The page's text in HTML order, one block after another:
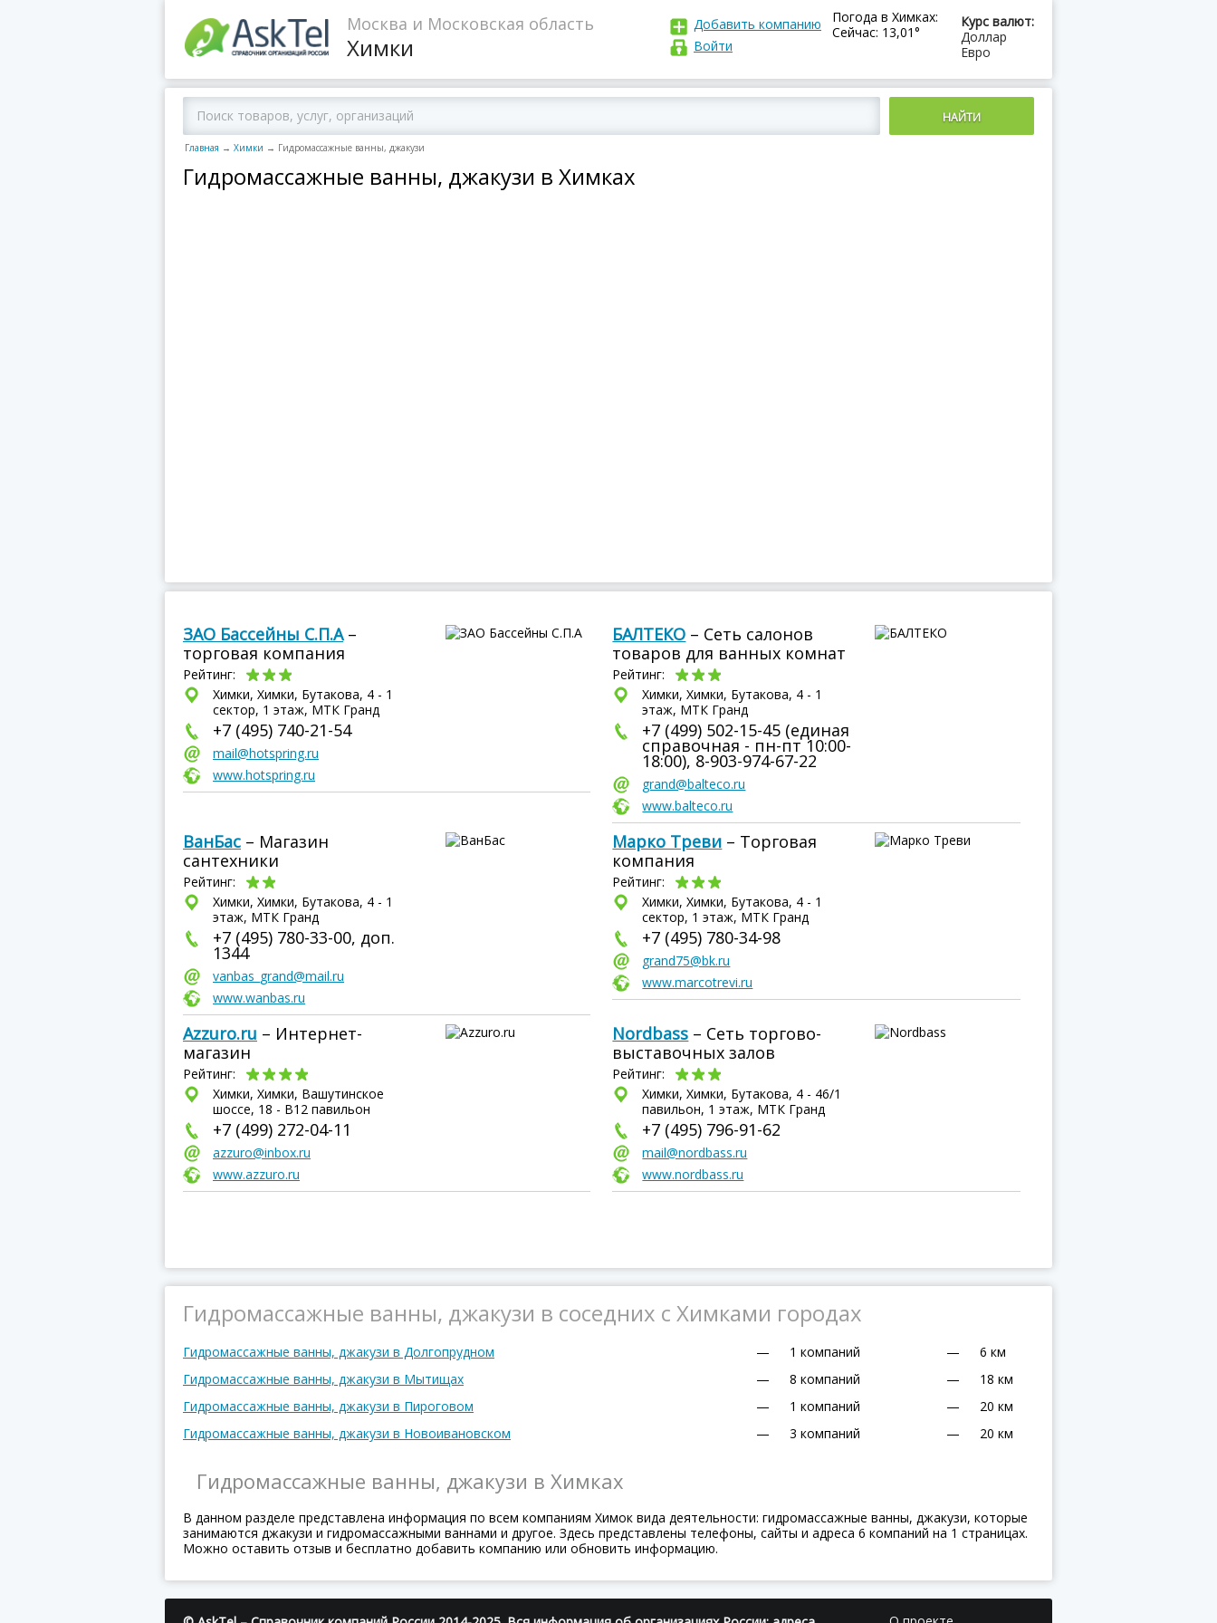
Москва и Московская область
Химки
Курс валют:
Доллар
Евро
Погода в Химках:
Сейчас: 13,01°
Добавить компанию
Войти
Главная → Химки → Гидромассажные ванны, джакузи
Гидромассажные ванны, джакузи в Химках
ЗАО Бассейны С.П.А–
торговая компания
Рейтинг:
Химки, Химки, Бутакова, 4 - 1
сектор, 1 этаж, МТК Гранд
+7 (495) 740-21-54
mail@hotspring.ru
www.hotspring.ru
БАЛТЕКО – Сеть салонов
товаров для ванных комнат
Рейтинг:
Химки, Химки, Бутакова, 4 - 1
этаж, МТК Гранд
+7 (499) 502-15-45 (единая
справочная - пн-пт 10:00-
18:00), 8-903-974-67-22
grand@balteco.ru
www.balteco.ru
ВанБас – Магазин
сантехники
Рейтинг:
Химки, Химки, Бутакова, 4 - 1
этаж, МТК Гранд
+7 (495) 780-33-00, доп.
1344
vanbas_grand@mail.ru
www.wanbas.ru
Марко Треви – Торговая
компания
Рейтинг:
Химки, Химки, Бутакова, 4 - 1
сектор, 1 этаж, МТК Гранд
+7 (495) 780-34-98
grand75@bk.ru
www.marcotrevi.ru
Аzzuro.ru – Интернет-
магазин
Рейтинг:
Химки, Химки, Вашутинское
шоссе, 18 - В12 павильон
+7 (499) 272-04-11
azzuro@inbox.ru
www.azzuro.ru
Nordbass – Сеть торгово-
выставочных залов
Рейтинг:
Химки, Химки, Бутакова, 4 - 46/1
павильон, 1 этаж, МТК Гранд
+7 (495) 796-91-62
mail@nordbass.ru
www.nordbass.ru
Гидромассажные ванны, джакузи в соседних с Химками городах
Гидромассажные ванны, джакузи в Долгопрудном — 1 компаний —
6 км
Гидромассажные ванны, джакузи в Мытищах
— 8 компаний —
18 км
Гидромассажные ванны, джакузи в Пироговом
— 1 компаний —
20 км
Гидромассажные ванны, джакузи в Новоивановском
— 3 компаний — 20 км
Гидромассажные ванны, джакузи в Химках
В данном разделе представлена информация по всем компаниям Химок вида деятельности: гидромассажные ванны, джакузи, которые
занимаются джакузи и гидромассажными ваннами и другое. Здесь представлены телефоны, сайты и адреса 6 компаний на 1 страницах.
Можно оставить отзыв и бесплатно добавить компанию или обновить информацию.